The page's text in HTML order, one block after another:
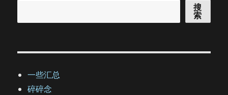
搜
索
一些汇总
碎碎念